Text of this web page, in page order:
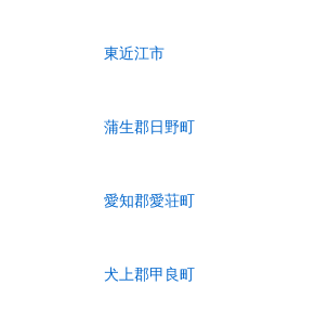
東近江市
蒲生郡日野町
愛知郡愛荘町
犬上郡甲良町